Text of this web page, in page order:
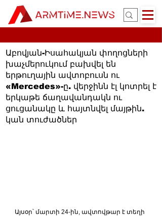
Աբովյան-Իսահակյան փողոցների
խաչմերուկում բախվել են
երթուղային ավտոբուսն ու
«Mercedes»-ը. վերջինն էլ կոտրել է
երկաթե ճաղավանդակն ու
ցուցանակը և հայտնվել մայթին.
կան տուժածներ
Այսօր՝ մարտի 24-ին, ավտովթար է տեղի